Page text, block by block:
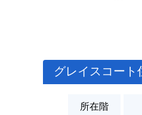
グレイスコート
所在階